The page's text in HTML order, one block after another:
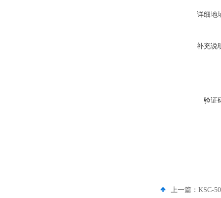
详细地
补充说
验证
上一篇： KSC-